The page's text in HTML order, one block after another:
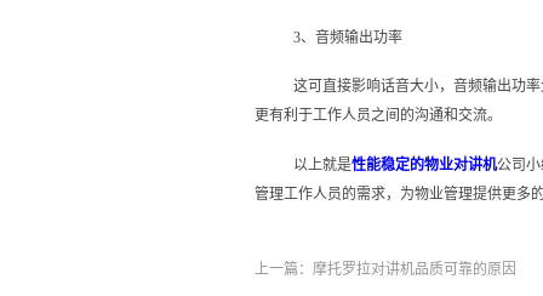
3、音频输出功率
这可直接影响话音大小，音频输出功
更有利于工作人员之间的沟通和交流。
以上就是性能稳定的物业对讲机公司
管理工作人员的需求，为物业管理提供更多
上一篇： 摩托罗拉对讲机品质可靠的原因